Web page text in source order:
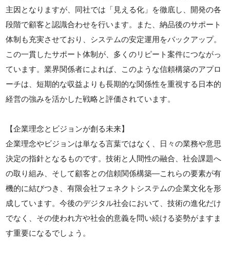
主因となりますが、同社では「見える化」を徹底し、開発の各
段階で顧客と認識合わせを行います。また、納品後のサポート
体制も充実させており、システムの安定運用をバックアップ。
この一貫したサポート体制が、多くのリピート案件につながっ
ています。業界関係者によれば、このような信頼構築のアプロ
ーチは、短期的な収益よりも長期的な関係性を重視する日本的
経営の強みを活かした戦略と評価されています。
【企業理念とビジョンが創る未来】
企業理念やビジョンは単なる言葉ではなく、日々の業務や意思
決定の指針となるものです。技術と人間性の融合、社会課題へ
の取り組み、そして顧客との信頼関係構築—これらの要素が有
機的に結びつき、有限会社フェネクトシステムの企業文化を形
成しています。今後のデジタル社会において、技術の進化だけ
でなく、その使われ方や社会的意義を問い続ける姿勢がますま
す重要になるでしょう。